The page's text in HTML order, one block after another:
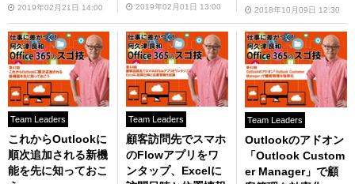
2019年02月21日 14:00 2019年02月01日 13:00 2018年10月09日 12:30
Team Leaders
これからOutlookに
順次追加される新機
能を先に知っておこ
Team Leaders
顧客訪問先でスマホ
のFlowアプリをワ
ンタップ、Excelに
Team Leaders
Outlookのアドオン
「Outlook Custom
er Manager」で顧